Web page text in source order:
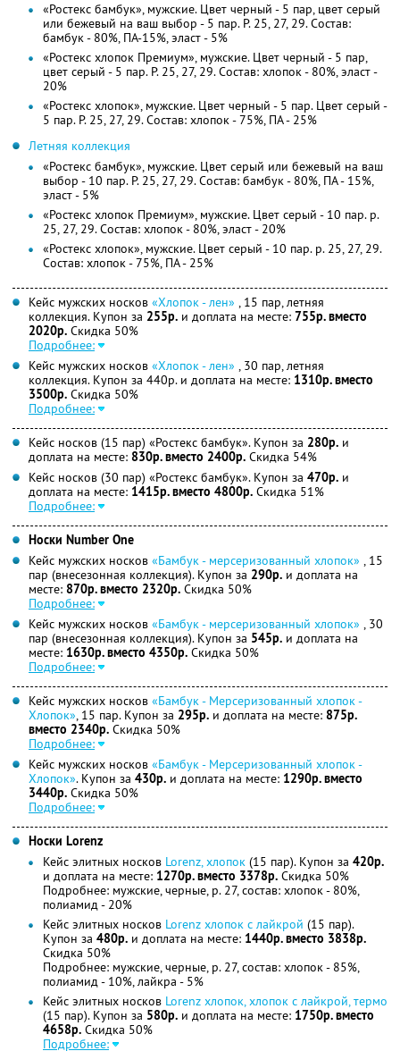
«Ростекс бамбук», мужские. Цвет черный - 5 пар, цвет серый
или бежевый на ваш выбор - 5 пар. Р. 25, 27, 29. Состав:
бамбук - 80%, ПА-15%, эласт - 5%
«Ростекс хлопок Премиум», мужские. Цвет черный - 5 пар,
цвет серый - 5 пар. Р. 25, 27, 29. Состав: хлопок - 80%, эласт -
20%
«Ростекс хлопок», мужские. Цвет черный - 5 пар. Цвет серый -
5 пар. Р. 25, 27, 29. Состав: хлопок - 75%, ПА - 25%
Летняя коллекция
«Ростекс бамбук», мужские. Цвет серый или бежевый на ваш
выбор - 10 пар. Р. 25, 27, 29. Состав: бамбук - 80%, ПА - 15%,
эласт - 5%
«Ростекс хлопок Премиум», мужские. Цвет серый - 10 пар. р.
25, 27, 29. Состав: хлопок - 80%, эласт - 20%
«Ростекс хлопок», мужские. Цвет серый - 10 пар. р. 25, 27, 29.
Состав: хлопок - 75%, ПА - 25%
Кейс мужских носков «Хлопок - лен» , 15 пар, летняя
коллекция. Купон за 255р. и доплата на месте: 755р. вместо
2020р. Скидка 50%
Подробнее:
Кейс мужских носков «Хлопок - лен» , 30 пар, летняя
коллекция. Купон за 440р. и доплата на месте: 1310р. вместо
3500р. Скидка 50%
Подробнее:
Кейс носков (15 пар) «Ростекс бамбук». Купон за 280р. и
доплата на месте: 830р. вместо 2400р. Скидка 54%
Кейс носков (30 пар) «Ростекс бамбук». Купон за 470р. и
доплата на месте: 1415р. вместо 4800р. Скидка 51%
Подробнее:
Носки Number One
Кейс мужских носков «Бамбук - мерсеризованный хлопок» , 15
пар (внесезонная коллекция). Купон за 290р. и доплата на
месте: 870р. вместо 2320р. Скидка 50%
Подробнее:
Кейс мужских носков «Бамбук - мерсеризованный хлопок» , 30
пар (внесезонная коллекция). Купон за 545р. и доплата на
месте: 1630р. вместо 4350р. Скидка 50%
Подробнее:
Кейс мужских носков «Бамбук - Мерсеризованный хлопок -
Хлопок», 15 пар. Купон за 295р. и доплата на месте: 875р.
вместо 2340р. Скидка 50%
Подробнее:
Кейс мужских носков «Бамбук - Мерсеризованный хлопок -
Хлопок». Купон за 430р. и доплата на месте: 1290р. вместо
3440р. Скидка 50%
Подробнее:
Носки Lorenz
Кейс элитных носков Lorenz, хлопок (15 пар). Купон за 420р.
и доплата на месте: 1270р. вместо 3378р. Скидка 50%
Подробнее: мужские, черные, р. 27, состав: хлопок - 80%,
полиамид - 20%
Кейс элитных носков Lorenz хлопок с лайкрой (15 пар).
Купон за 480р. и доплата на месте: 1440р. вместо 3838р.
Скидка 50%
Подробнее: мужские, черные, р. 27, состав: хлопок - 85%,
полиамид - 10%, лайкра - 5%
Кейс элитных носков Lorenz хлопок, хлопок с лайкрой, термо
(15 пар). Купон за 580р. и доплата на месте: 1750р. вместо
4658р. Скидка 50%
Подробнее: